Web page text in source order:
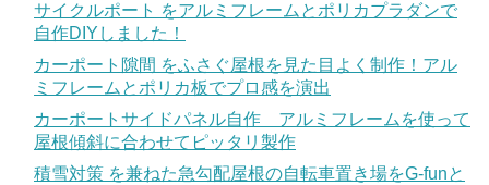
サイクルポート をアルミフレームとポリカプラダンで
自作DIYしました！
カーポート隙間 をふさぐ屋根を見た目よく制作！アル
ミフレームとポリカ板でプロ感を演出
カーポートサイドパネル自作 アルミフレームを使って
屋根傾斜に合わせてピッタリ製作
積雪対策 を兼ねた急勾配屋根の自転車置き場をG-funと